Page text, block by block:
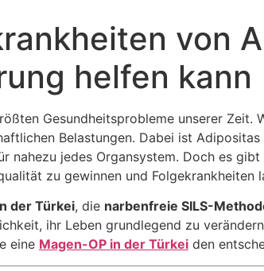
von
helfen kann
Gesundheitsprobleme unserer
Belastungen. Dabei ist
nahezu jedes Organsystem. Doch es
zu gewinnen und
der Türkei, die narbenfreie SILS-
ihr Leben grundlegend zu
eine Magen-OP in der Türkei den